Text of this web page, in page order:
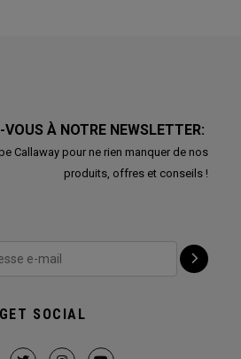
À NOTRE NEWSLETTER:
Callaway pour ne rien manquer de nos
produits, offres et conseils !
GET SOCIAL